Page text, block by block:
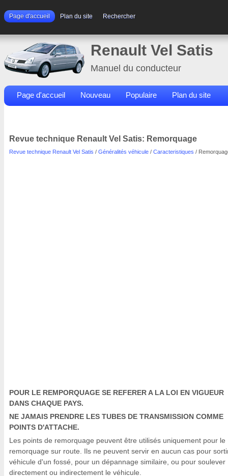
Page d'accueil Plan du site Rechercher
Renault Vel Satis
Manuel du conducteur
Page d'accueil Nouveau Populaire Plan du site
Revue technique Renault Vel Satis: Remorquage
Revue technique Renault Vel Satis / Généralités véhicule / Caracteristiques /
POUR LE REMPORQUAGE SE REFERER A LA LOI EN VIGUEUR
DANS CHAQUE PAYS.
NE JAMAIS PRENDRE LES TUBES DE TRANSMISSION COMME
POINTS D'ATTACHE.
Les points de remorquage peuvent être utilisés uniquement pour le
remorquage sur route. Ils ne peuvent servir en aucun cas pour
véhicule d'un fossé, pour un dépannage similaire, ou pour soulever
directement ou indirectement le véhicule.